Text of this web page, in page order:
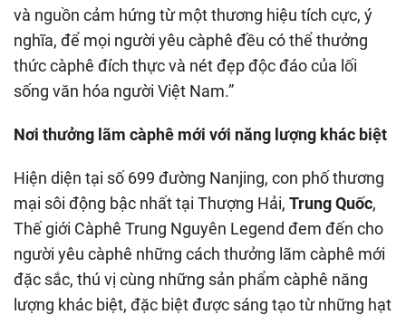
và nguồn cảm hứng từ một thương hiệu tích cực, ý
nghĩa, để mọi người yêu càphê đều có thể thưởng
thức càphê đích thực và nét đẹp độc đáo của lối
sống văn hóa người Việt Nam.”
Nơi thưởng lãm càphê mới với năng lượng khác biệt
Hiện diện tại số 699 đường Nanjing, con phố thương
mại sôi động bậc nhất tại Thượng Hải, Trung Quốc,
Thế giới Càphê Trung Nguyên Legend đem đến cho
người yêu càphê những cách thưởng lãm càphê mới
đặc sắc, thú vị cùng những sản phẩm càphê năng
lượng khác biệt, đặc biệt được sáng tạo từ những hạt